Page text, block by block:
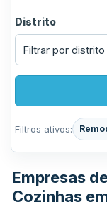
Distrito
Filtros ativos:
Empresas
Cozinhas